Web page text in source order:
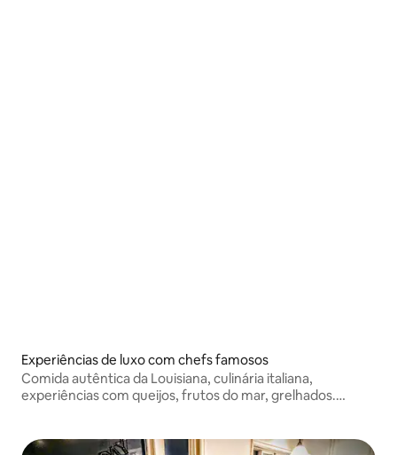
Experiências de luxo com chefs famosos
Comida autêntica da Louisiana, culinária italiana,
experiências com queijos, frutos do mar, grelhados.
de conteúdo.